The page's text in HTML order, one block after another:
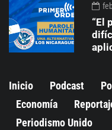
“El
Inicio Podcast
Economía
Periodismo Unido